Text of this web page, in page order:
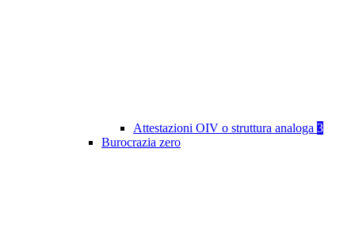
Attestazioni OIV o struttura analoga 3
Burocrazia zero